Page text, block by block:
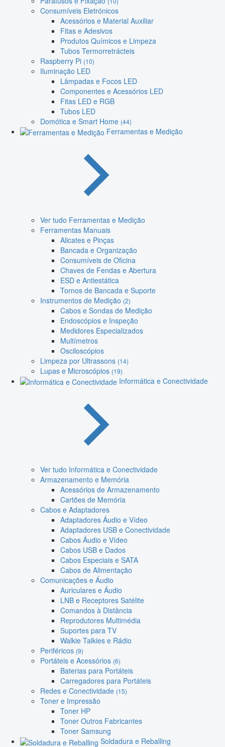
Consumíveis Eletrónicos
Acessórios e Material Auxiliar
Fitas e Adesivos
Produtos Químicos e Limpeza
Tubos Termorretrácteis
Raspberry Pi (10)
Iluminação LED
Lâmpadas e Focos LED
Componentes e Acessórios LED
Fitas LED e RGB
Tubos LED
Domótica e Smart Home (44)
Ferramentas e Medição
Ver tudo Ferramentas e Medição
Ferramentas Manuais
Alicates e Pinças
Bancada e Organização
Consumíveis de Oficina
Chaves de Fendas e Abertura
ESD e Antiestática
Tornos de Bancada e Suporte
Instrumentos de Medição (2)
Cabos e Sondas de Medição
Endoscópios e Inspeção
Medidores Especializados
Multímetros
Osciloscópios
Limpeza por Ultrassons (14)
Lupas e Microscópios (19)
Informática e Conectividade
Ver tudo Informática e Conectividade
Armazenamento e Memória
Acessórios de Armazenamento
Cartões de Memória
Cabos e Adaptadores
Adaptadores Áudio e Vídeo
Adaptadores USB e Conectividade
Cabos Áudio e Vídeo
Cabos USB e Dados
Cabos Especiais e SATA
Cabos de Alimentação
Comunicações e Áudio
Auriculares e Áudio
LNB e Receptores Satélite
Comandos à Distância
Reprodutores Multimédia
Suportes para TV
Walkie Talkies e Rádio
Periféricos (9)
Portáteis e Acessórios (6)
Baterias para Portáteis
Carregadores para Portáteis
Redes e Conectividade (15)
Toner e Impressão
Toner HP
Toner Outros Fabricantes
Toner Samsung
Soldadura e Reballing